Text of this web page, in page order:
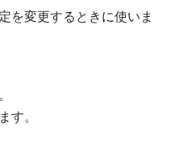
を変更するときに使いま
す。